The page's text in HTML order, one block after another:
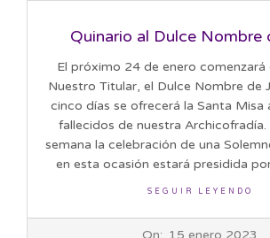
Quinario al Dulce Nombre
El próximo 24 de enero comenzará
Nuestro Titular, el Dulce Nombre de
cinco días se ofrecerá la Santa Misa
fallecidos de nuestra Archicofradía.
semana la celebración de una
en esta ocasión estará presidida
SEGUIR LEYENDO
On: 15 enero 2023